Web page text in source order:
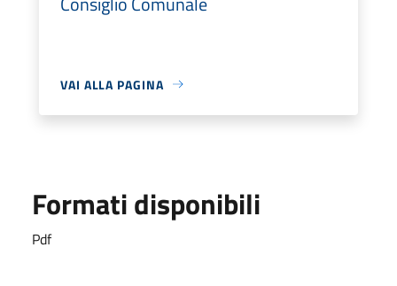
VAI ALLA PAGINA
Formati disponibili
Pdf